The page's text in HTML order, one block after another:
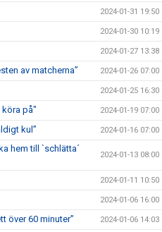
2024-01-31 19:50
2024-01-30 10:19
2024-01-27 13:38
av matcherna” 2024-01-26 07:00
2024-01-25 16:30
köra på" 2024-01-19 07:00
kul” 2024-01-16 07:00
hem till `schlätta´
2024-01-13 08:00
2024-01-11 10:50
2024-01-06 16:00
över 60 minuter” 2024-01-06 14:03